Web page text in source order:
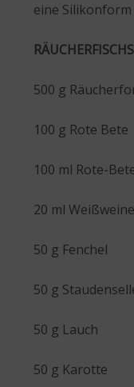
eine
500 g
100 g Rote Bete
100 ml Rote-
20 ml
50 g Fenchel
50 g
50 g Lauch
50 g Karotte